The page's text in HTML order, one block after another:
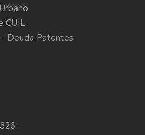
CUIL
Deuda Patentes